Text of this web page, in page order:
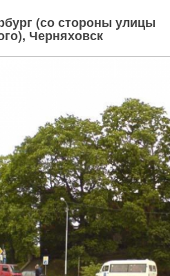
(со стороны улицы
Черняховск